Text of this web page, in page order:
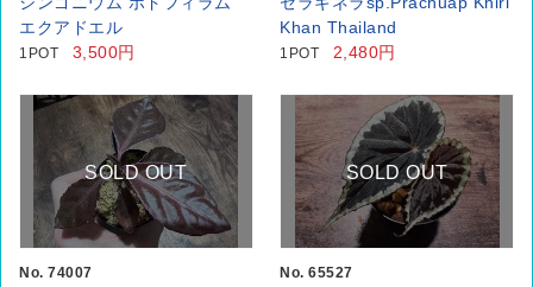
エクアドエル
1POT 3,500円
Khan Thailand
1POT 2,480円
SOLD OUT
No. 74007
SOLD OUT
No. 65527